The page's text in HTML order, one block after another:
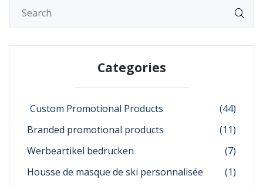
Categories
Custom Promotional Products
(44)
Branded promotional products
(11)
Werbeartikel bedrucken
(7)
Housse de masque de ski personnalisée
(1)